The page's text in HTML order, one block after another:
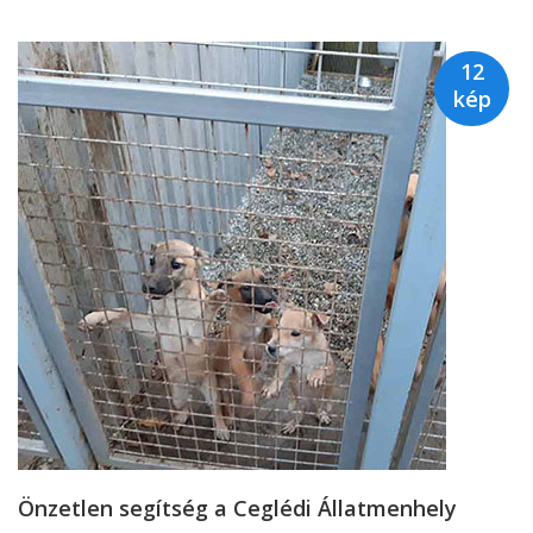
Önzetlen segítség a Ceglédi Állatmenhely
12
kép